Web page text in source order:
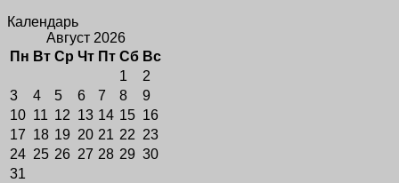
Календарь
Август 2026
Пн Вт Ср Чт Пт Сб Вс
1
2
3
4 5 6 7 8
9
10 11 12 13 14 15 16
17 18 19 20 21 22 23
24 25 26 27 28 29 30
31